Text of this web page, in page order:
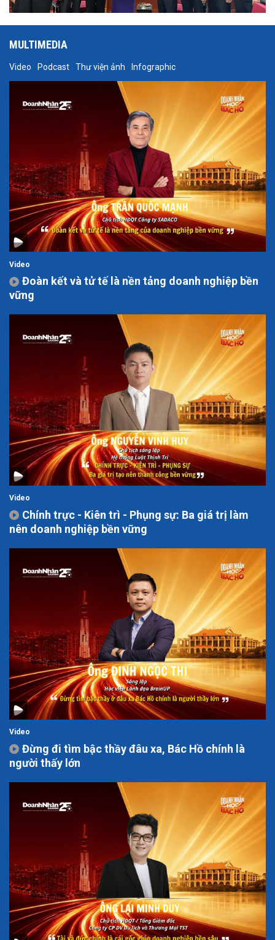
MULTIMEDIA
Video Podcast Thư viện ảnh Infographic
Video
Đoàn kết và tử tế là nền tảng doanh nghiệp bền
vững
Video
Chính trực - Kiên trì - Phụng sự: Ba giá trị làm
nên doanh nghiệp bền vững
Video
Đừng đi tìm bậc thầy đâu xa, Bác Hồ chính là
người thấy lớn